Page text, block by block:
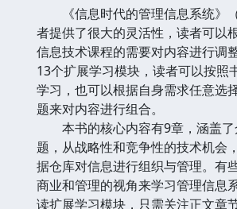
《信息时代的管理信息系统》
者提供了很大的灵活性，读者可以
信息技术课程的需要对内容进行调
13个扩展学习模块，读者可以按照
学习，也可以根据自身需求任意选
题来对内容进行组合。
本书的核心内容有9章，涵盖了
题，从战略性和竞争性的技术机会
据仓库对信息进行组织与管理。有
商业和管理的视角来学习管理信息
读扩展学习模块，只需关注正文章节